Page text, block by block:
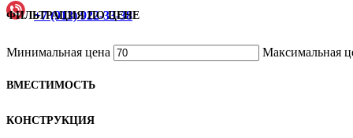
+7 (913) 922-33-38
ФИЛЬТРАЦИЯ ПО ЦЕНЕ
Минимальная цена Максимальная
ВМЕСТИМОСТЬ
КОНСТРУКЦИЯ